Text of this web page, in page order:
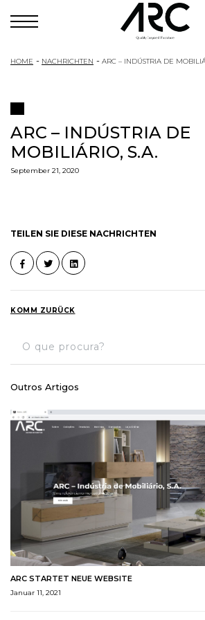
HOME NACHRICHTEN ARC – INDÚSTRIA DE
ARC – INDÚSTRIA DE
MOBILIÁRIO, S.A.
September 21, 2020
TEILEN SIE DIESE NACHRICHTEN
KOMM ZURÜCK
Outros Artigos
ARC STARTET NEUE WEBSITE
Januar 11, 2021